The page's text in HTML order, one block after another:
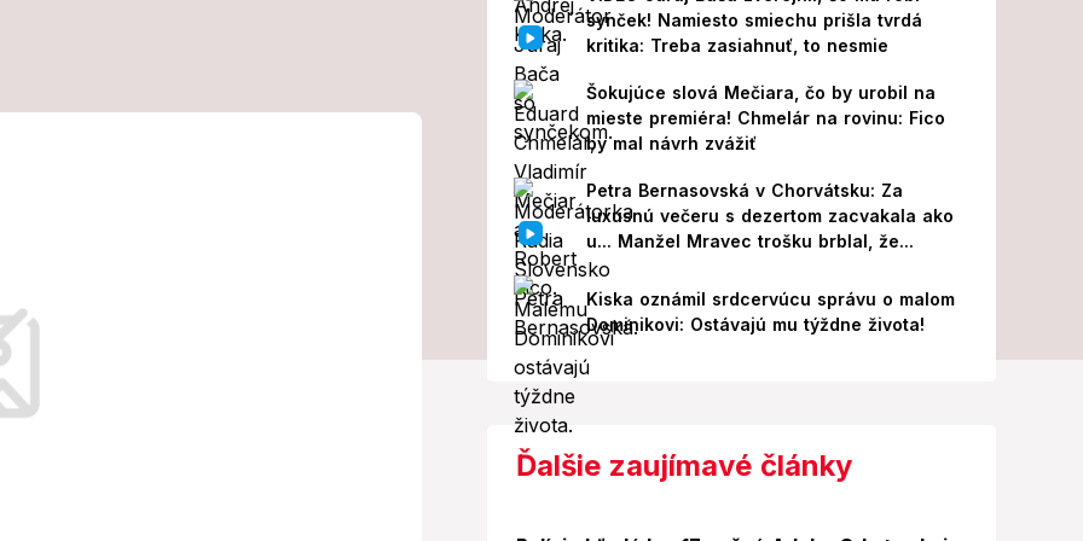
i EÚ:
nenašli
EÚ na západnom Slovensku, ale aj
synček! Namiesto smiechu prišla tvrdá
kritika: Treba zasiahnuť, to nesmie
Šokujúce slová Mečiara, čo by urobil na
mieste premiéra! Chmelár na rovinu: Fico
by mal návrh zvážiť
Petra Bernasovská v Chorvátsku: Za
luxusnú večeru s dezertom zacvakala ako
u... Manžel Mravec trošku brblal, že...
Kiska oznámil srdcervúcu správu o malom
Dominikovi: Ostávajú mu týždne života!
Ďalšie zaujímavé články